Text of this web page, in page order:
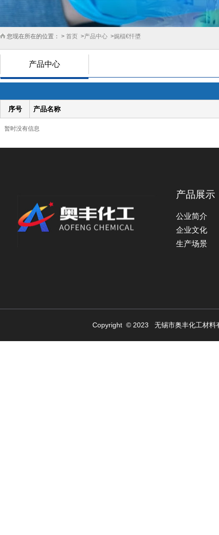
您现在所在的位置： > 首页 >产品中心 >娓楅€忓墏
产品中心
序号 产品名称
暂时没有信息
产品展示
公业简介
企业文化
生产场景
Copyright © 2023 无锡市奥丰化工材